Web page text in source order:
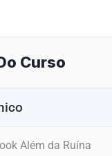
Curso
Além da Ruína